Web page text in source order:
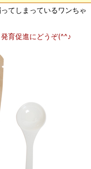
てしまっているワンちゃ
育促進にどうぞ(^^♪